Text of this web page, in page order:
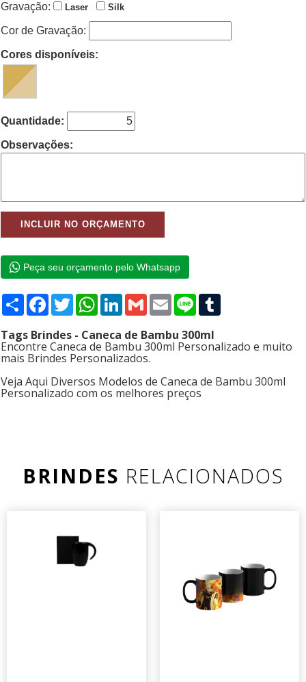
Gravação: Laser Silk
Cor de Gravação:
Cores disponíveis:
Quantidade:
Observações:
Peça seu orçamento pelo Whatsapp
Compartilhar
Facebook
TwitterWhatsApp
LinkedIn
GmailEmailLine
Tags Brindes - Caneca de Bambu 300ml
Encontre Caneca de Bambu 300ml Personalizado e muito
mais Brindes Personalizados.
Veja Aqui Diversos Modelos de Caneca de Bambu 300ml
Personalizado com os melhores preços
BRINDES RELACIONADOS